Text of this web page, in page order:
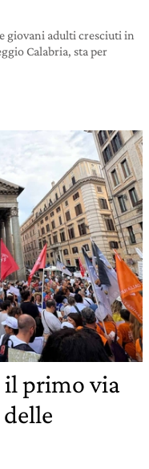
giovani adulti cresciuti in
Calabria, sta per
il primo via